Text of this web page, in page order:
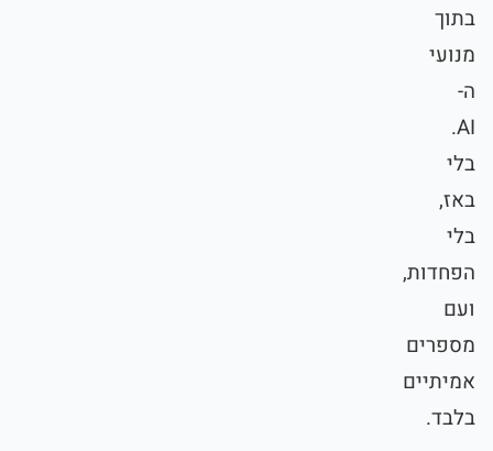
בתוך
מנועי
ה-
AI.
בלי
באז,
בלי
הפחדות,
ועם
מספרים
אמיתיים
בלבד.